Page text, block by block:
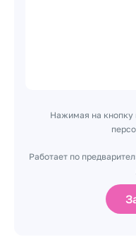
Нажимая на кнопку
Работает по